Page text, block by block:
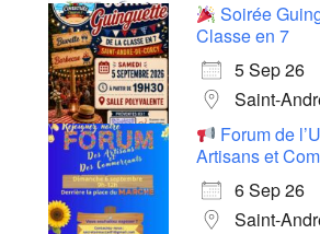
Soirée
Classe en 7
5 Sep 26
Saint-
Forum de
Artisans et
6 Sep 26
Saint-